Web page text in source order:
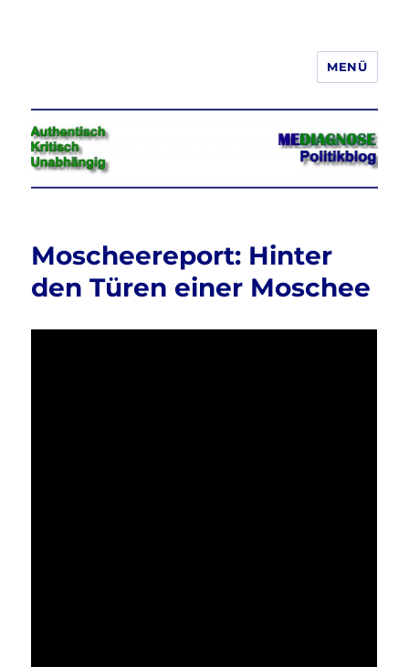
Jeder hat das Recht, seine
Meinung in Wort, Schrift und Bild
frei zu äußern und zu verbreiten
MENÜ
Moscheereport: Hinter
den Türen einer Moschee